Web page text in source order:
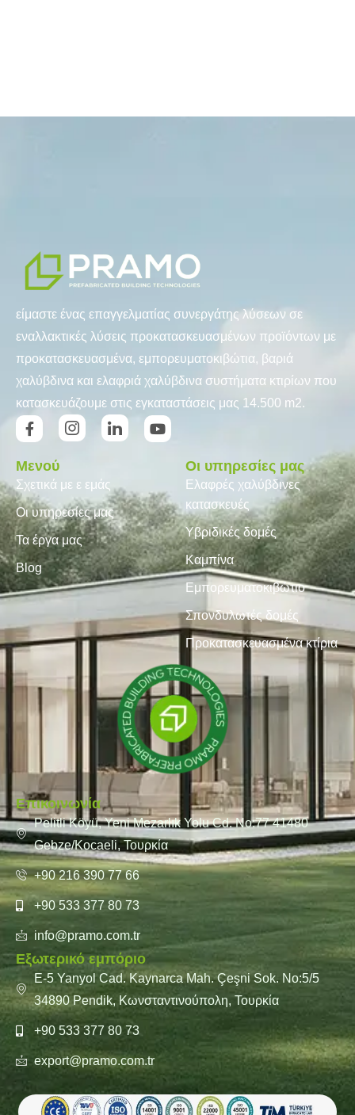
είμαστε ένας επαγγελματίας συνεργάτης λύσεων σε
εναλλακτικές λύσεις προκατασκευασμένων προϊόντων με
προκατασκευασμένα, εμπορευματοκιβώτια, βαριά
χαλύβδινα και ελαφριά χαλύβδινα συστήματα κτιρίων που
κατασκευάζουμε στις εγκαταστάσεις μας 14.500 m2.
Μενού
Σχετικά με ε εμάς
Οι υπηρεσίες μας
Τα έργα μας
Blog
Οι υπηρεσίες μας
Ελαφρές χαλύβδινες
κατασκευές
Υβριδικές δομές
Καμπίνα
Εμπορευματοκιβώτιο
Σπονδυλωτές δομές
Προκατασκευασμένα κτίρια
Επικοινωνία
Pelitli Köyü, Yeni Mezarlık Yolu Cd. No:77 41480
Gebze/Kocaeli, Τουρκία
+90 216 390 77 66
+90 533 377 80 73
info@pramo.com.tr
Εξωτερικό εμπόριο
E-5 Yanyol Cad. Kaynarca Mah. Çeşni Sok. No:5/5
34890 Pendik, Κωνσταντινούπολη, Τουρκία
+90 533 377 80 73
export@pramo.com.tr